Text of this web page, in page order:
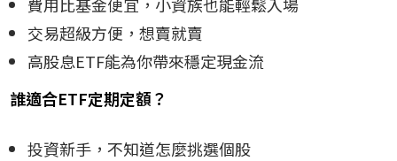
交易超級方便，想賣就賣
高股息ETF能為你帶來穩定現金流
誰適合ETF定期定額？
投資新手，不知道怎麼挑選個股